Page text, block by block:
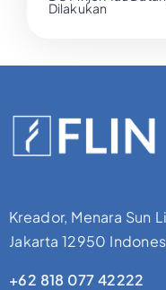
Dilakukan
Kreador, Menara Sun
Jakarta 12950
+62 818 077 42222